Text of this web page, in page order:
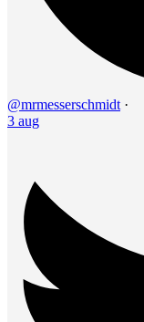
@mrmesserschmidt ·
3 aug